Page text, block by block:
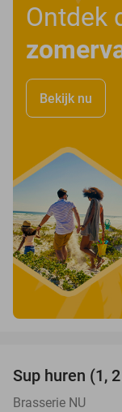
Ontdek
Bekijk nu
Sup huren (1,
Brasserie NU